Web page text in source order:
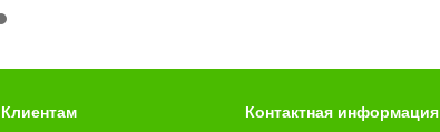
Клиентам Контактная информация